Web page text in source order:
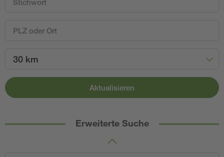
30 km
Aktualisieren
Erweiterte Suche